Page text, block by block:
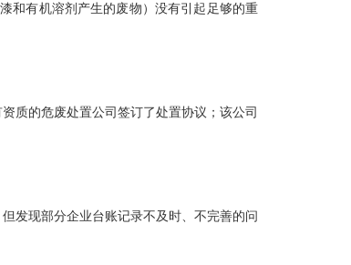
和有机溶剂产生的废物）没有引起足够的重
质的危废处置公司签订了处置协议；该公司
发现部分企业台账记录不及时、不完善的问